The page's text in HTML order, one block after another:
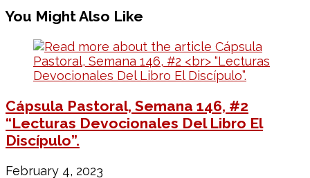
You Might Also Like
Cápsula Pastoral, Semana 146, #2
“Lecturas Devocionales Del Libro El
Discípulo”.
February 4, 2023